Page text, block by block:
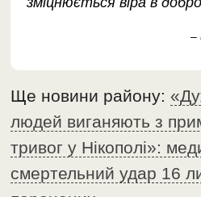
–
Ще новини району:
людей виганяють з
тривог у Нікополі»:
смертельний удар 16